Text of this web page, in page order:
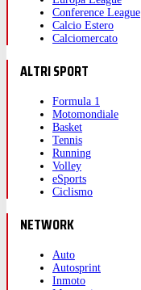
Conference League
Calcio Estero
Calciomercato
ALTRI SPORT
Formula 1
Motomondiale
Basket
Tennis
Running
Volley
eSports
Ciclismo
NETWORK
Auto
Autosprint
Inmoto